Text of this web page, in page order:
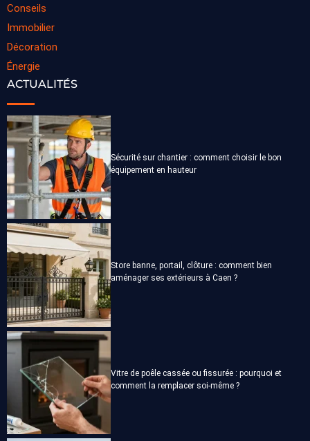
Conseils
Immobilier
Décoration
Énergie
ACTUALITÉS
Sécurité sur chantier : comment choisir le bon
équipement en hauteur
Store banne, portail, clôture : comment bien
aménager ses extérieurs à Caen ?
Vitre de poêle cassée ou fissurée : pourquoi et
comment la remplacer soi-même ?